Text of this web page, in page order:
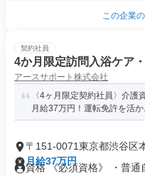
この企業
契約社員
4か月限定訪問入浴ケア
アースサポート株式会社
〈4ヶ月限定契約社員〉介護
月給37万円！運転免許を活か
〒151-0071東京都渋谷区
月給37万円
資格 《必須資格》 ・普通